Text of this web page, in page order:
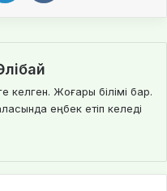
келген. Жоғары білімі бар.
еңбек етіп келеді